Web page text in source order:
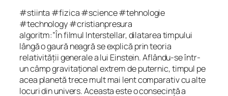
#stiinta #fizica #science #tehnologie
#technology #cristianpresura
algoritm:”În filmul Interstellar, dilatarea timpului
lângă o gaură neagră se explică prin teoria
relativității generale a lui Einstein. Aflându-se într-
un câmp gravitațional extrem de puternic, timpul pe
acea planetă trece mult mai lent comparativ cu alte
locuri din univers. Aceasta este o consecință a